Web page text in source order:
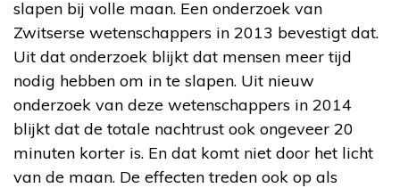
slapen bij volle maan. Een onderzoek van
Zwitserse wetenschappers in 2013 bevestigt dat.
Uit dat onderzoek blijkt dat mensen meer tijd
nodig hebben om in te slapen. Uit nieuw
onderzoek van deze wetenschappers in 2014
blijkt dat de totale nachtrust ook ongeveer 20
minuten korter is. En dat komt niet door het licht
van de maan. De effecten treden ook op als